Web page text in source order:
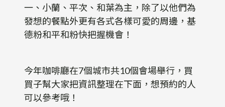
一、小蘭、平次、和葉為主，除了以他們為
發想的餐點外更有各式各樣可愛的周邊，基
德粉和平和粉快把握機會！
今年咖啡廳在7個城市共10個會場舉行，買
買子幫大家把資訊整理在下面，想預約的人
可以參考哦！